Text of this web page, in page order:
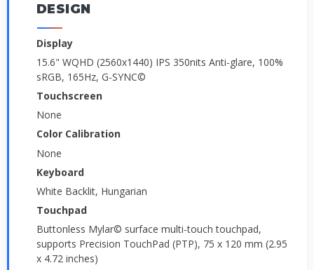
DESIGN
Display
15.6" WQHD (2560x1440) IPS 350nits Anti-glare, 100%
sRGB, 165Hz, G-SYNC©
Touchscreen
None
Color Calibration
None
Keyboard
White Backlit, Hungarian
Touchpad
Buttonless Mylar© surface multi-touch touchpad,
supports Precision TouchPad (PTP), 75 x 120 mm (2.95
x 4.72 inches)